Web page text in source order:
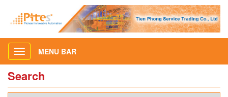
Toggle
navigation
MENU BAR
Search